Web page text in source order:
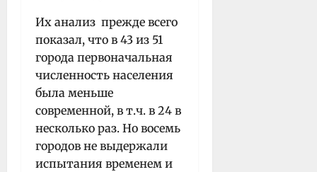
Их анализ прежде всего
показал, что в 43 из 51
города первоначальная
численность населения
была меньше
современной, в т.ч. в 24 в
несколько раз. Но восемь
городов не выдержали
испытания временем и